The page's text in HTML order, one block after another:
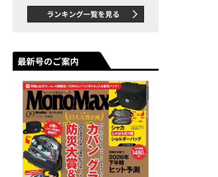
録…ほか【休日バッグの人気
記事ランキングベスト3】
（2026年6月版）
ランキング一覧を見る
最新号のご案内